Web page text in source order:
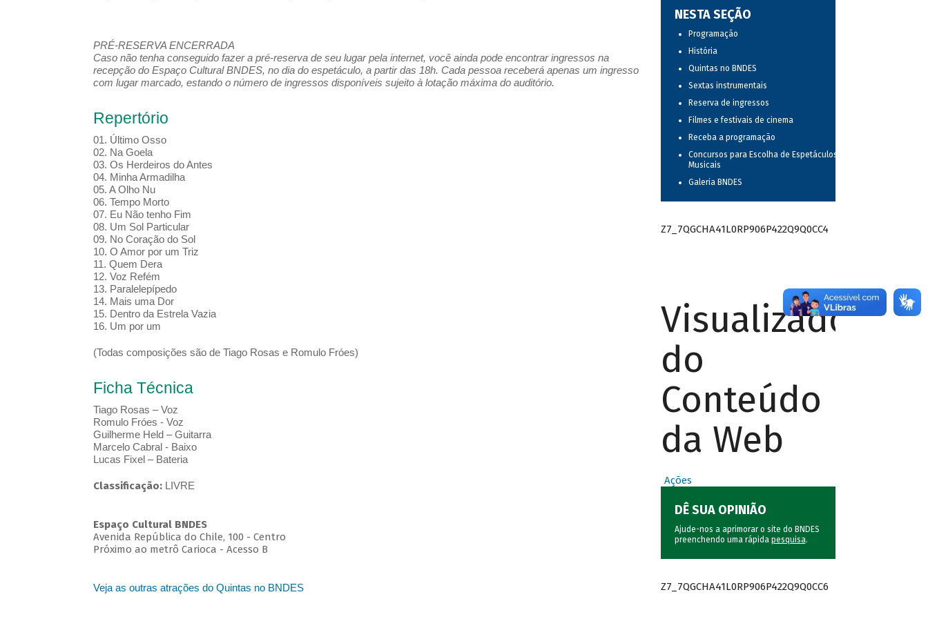
PRÉ-RESERVA ENCERRADA
Caso não tenha conseguido fazer a pré-reserva de seu lugar pela internet, você ainda pode encontrar ingressos na
recepção do Espaço Cultural BNDES, no dia do espetáculo, a partir das 18h. Cada pessoa receberá apenas um ingresso
com lugar marcado, estando o número de ingressos disponíveis sujeito à lotação máxima do auditório.
Repertório
01. Último Osso
02. Na Goela
03. Os Herdeiros do Antes
04. Minha Armadilha
05. A Olho Nu
06. Tempo Morto
07. Eu Não tenho Fim
08. Um Sol Particular
09. No Coração do Sol
10. O Amor por um Triz
11. Quem Dera
12. Voz Refém
13. Paralelepípedo
14. Mais uma Dor
15. Dentro da Estrela Vazia
16. Um por um
(Todas composições são de Tiago Rosas e Romulo Fróes)
Ficha Técnica
Tiago Rosas – Voz
Romulo Fróes - Voz
Guilherme Held – Guitarra
Marcelo Cabral - Baixo
Lucas Fixel – Bateria
Classificação: LIVRE
Espaço Cultural BNDES
Avenida República do Chile, 100 - Centro
Próximo ao metrô Carioca - Acesso B
Veja as outras atrações do Quintas no BNDES
NESTA SEÇÃO
Programação
História
Quintas no BNDES
Sextas instrumentais
Reserva de ingressos
Filmes e festivais de cinema
Receba a programação
Concursos para Escolha de Espetáculos
Musicais
Galeria BNDES
Z7_7QGCHA41L0RP906P422Q9Q0CC4
Visualizador
do
Conteúdo
da Web
Ações
DÊ SUA OPINIÃO
Ajude-nos a aprimorar o site do BNDES
preenchendo uma rápida pesquisa.
Z7_7QGCHA41L0RP906P422Q9Q0CC6